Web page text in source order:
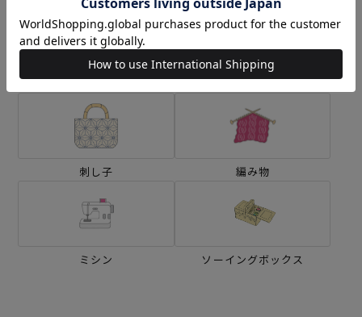
生地 キット
刺し子 編み物
ミシン ソーイングボックス